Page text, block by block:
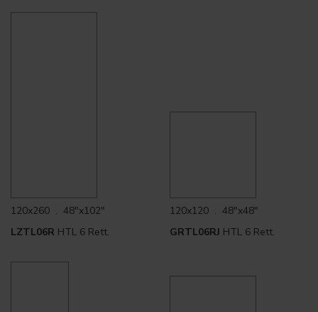
120x260 . 48"x102"
LZTL06R HTL 6 Rett.
120x120 . 48"x48"
GRTL06RJ HTL 6 Rett.